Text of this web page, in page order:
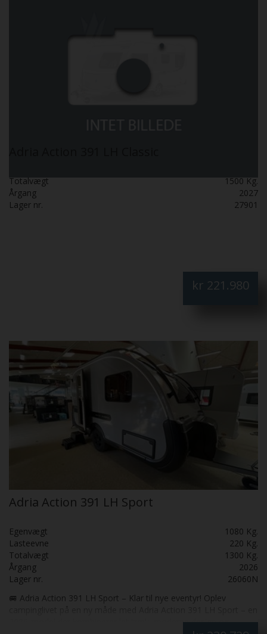
Totalvægt
1500 Kg.
Årgang
2027
Lager nr.
27901
kr 221.980
Adria Action 391 LH Sport
Egenvægt
1080 Kg.
Lasteevne
220 Kg.
Totalvægt
1300 Kg.
Årgang
2026
Lager nr.
26060N
🚐 Adria Action 391 LH Sport – Klar til nye eventyr! Oplev
2026‑model der kombinerer let træk, moderne design og